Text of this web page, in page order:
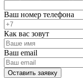
Ваш номер телефона
Как вас зовут
Ваш email